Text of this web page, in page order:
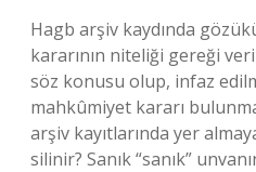
Hagb arşiv kaydında
kararının niteliği gereği
söz konusu olup, infaz
mahkûmiyet kararı
arşiv kayıtlarında yer
silinir? Sanık “sanık”